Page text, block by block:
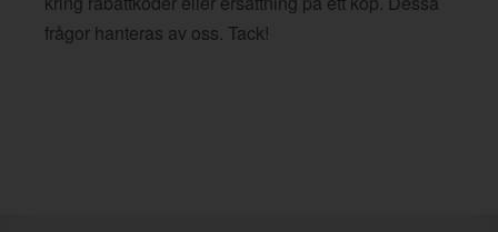
frågor hanteras av oss. Tack!